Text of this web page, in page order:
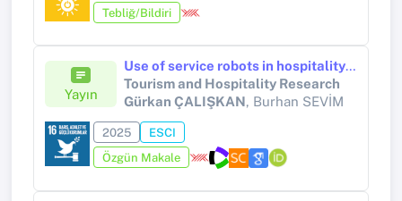
Tebliğ/Bildiri
Yayın
Use of service robots in hospitality: An observational study in terms of technology acceptance model
Tourism and Hospitality Research
Gürkan ÇALIŞKAN, Burhan SEVİM
2025
ESCI
Özgün Makale